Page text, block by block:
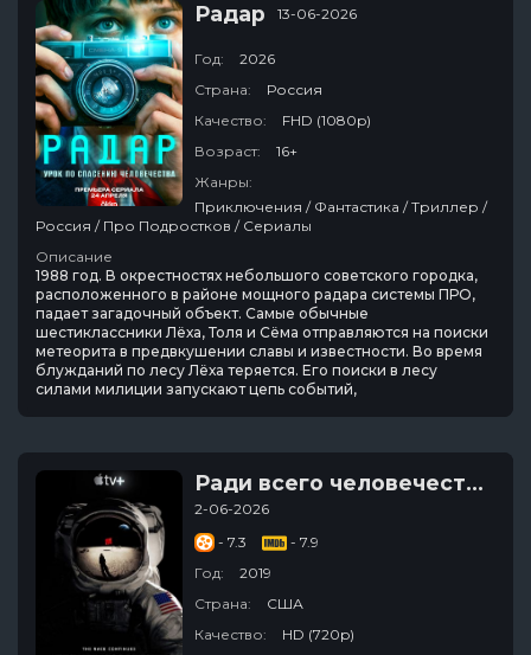
Радар 13-06-2026
Год:
2026
Страна:
Россия
Качество:
FHD (1080p)
Возраст:
16+
Жанры:
Приключения / Фантастика / Триллер /
Россия / Про Подростков / Сериалы
Описание
1988 год. В окрестностях небольшого советского городка,
расположенного в районе мощного радара системы ПРО,
падает загадочный объект. Самые обычные
шестиклассники Лёха, Толя и Сёма отправляются на поиски
метеорита в предвкушении славы и известности. Во время
блужданий по лесу Лёха теряется. Его поиски в лесу
силами милиции запускают цепь событий,
Ради всего человечества
2-06-2026
- 7.3
- 7.9
Год:
2019
Страна:
США
Качество:
HD (720p)